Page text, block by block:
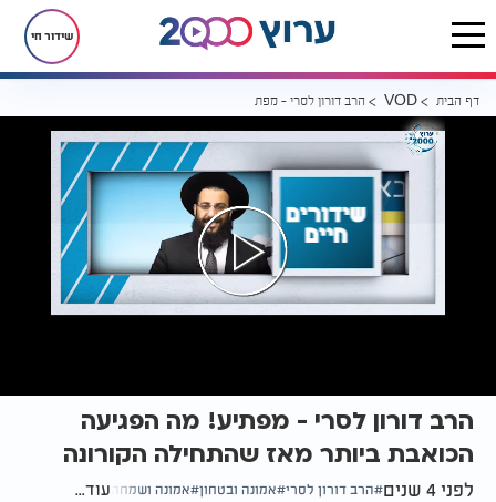
שידור חי
דף הבית VOD הרב דורון לסרי - מפתיע! מה הפגיעה הכואבת ביותר מאז שהתחילה
הרב דורון לסרי - מפתיע! מה הפגיעה
הכואבת ביותר מאז שהתחילה הקורונה
לפני 4 שנים הרב דורון לסרי אמונה ובטחון אמונה ושמחה עוד...